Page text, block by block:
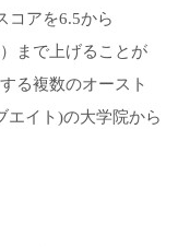
コアを6.5から
まで上げることが
る複数のオースト
エイト)の大学院から